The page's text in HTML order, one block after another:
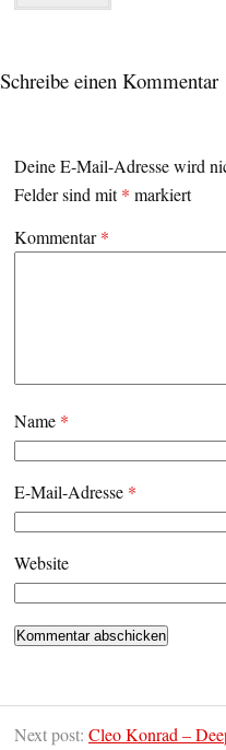
Schreibe einen Kommentar
Deine E-Mail-Adresse wird
Felder sind mit* markiert
Kommentar*
Name *
E-Mail-Adresse *
Website
Next post: Cleo Konrad –